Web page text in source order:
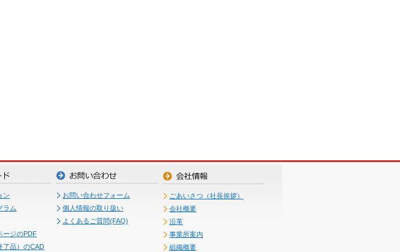
ン
ラム
ージのPDF
了品）のCAD
お問い合わせフォーム
個人情報の取り扱い
よくあるご質問(FAQ)
ごあいさつ（社長挨拶）
会社概要
沿革
事業所案内
組織概要